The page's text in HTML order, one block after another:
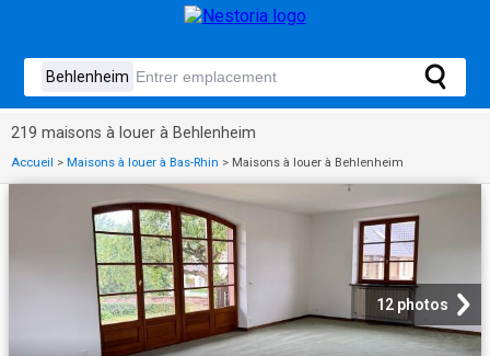
219 maisons à louer à Behlenheim
Accueil > Maisons à louer à Bas-Rhin > Maisons à louer à Behlenheim
12 photos